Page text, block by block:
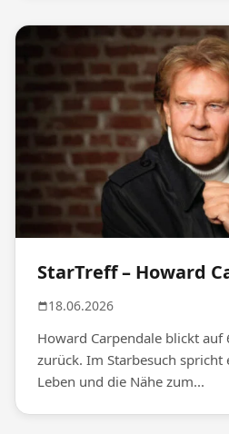
StarTreff – Howard
18.06.2026
Howard Carpendale blickt auf
zurück. Im Starbesuch spricht
Leben und die Nähe zum...